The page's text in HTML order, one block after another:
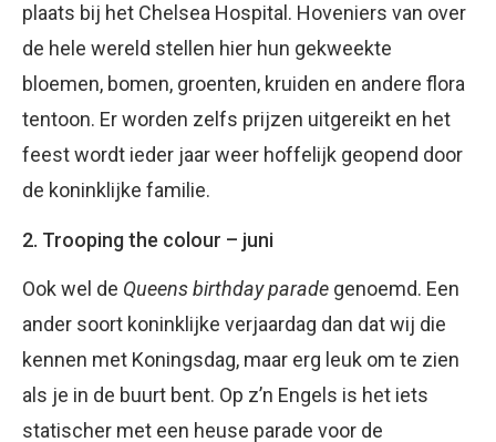
plaats bij het Chelsea Hospital. Hoveniers van over
de hele wereld stellen hier hun gekweekte
bloemen, bomen, groenten, kruiden en andere flora
tentoon. Er worden zelfs prijzen uitgereikt en het
feest wordt ieder jaar weer hoffelijk geopend door
de koninklijke familie.
2. Trooping the colour – juni
Ook wel de Queens birthday parade genoemd. Een
ander soort koninklijke verjaardag dan dat wij die
kennen met Koningsdag, maar erg leuk om te zien
als je in de buurt bent. Op z’n Engels is het iets
statischer met een heuse parade voor de